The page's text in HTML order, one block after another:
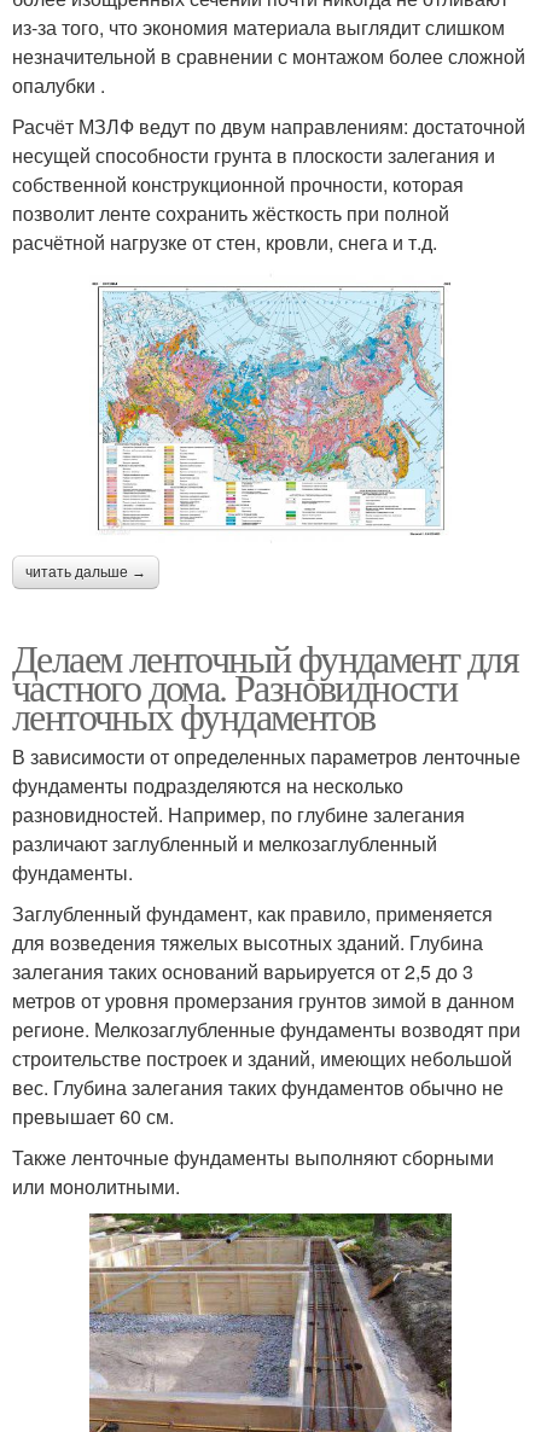
из-за того, что экономия материала выглядит слишком
незначительной в сравнении с монтажом более сложной
опалубки .
Расчёт МЗЛФ ведут по двум направлениям: достаточной
несущей способности грунта в плоскости залегания и
собственной конструкционной прочности, которая
позволит ленте сохранить жёсткость при полной
расчётной нагрузке от стен, кровли, снега и т.д.
читать дальше →
Делаем ленточный фундамент для
частного дома. Разновидности
ленточных фундаментов
В зависимости от определенных параметров ленточные
фундаменты подразделяются на несколько
разновидностей. Например, по глубине залегания
различают заглубленный и мелкозаглубленный
фундаменты.
Заглубленный фундамент, как правило, применяется
для возведения тяжелых высотных зданий. Глубина
залегания таких оснований варьируется от 2,5 до 3
метров от уровня промерзания грунтов зимой в данном
регионе. Мелкозаглубленные фундаменты возводят при
строительстве построек и зданий, имеющих небольшой
вес. Глубина залегания таких фундаментов обычно не
превышает 60 см.
Также ленточные фундаменты выполняют сборными
или монолитными.